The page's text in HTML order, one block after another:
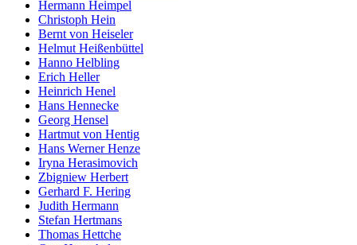
Hermann Heimpel
Christoph Hein
Bernt von Heiseler
Helmut Heißenbüttel
Hanno Helbling
Erich Heller
Heinrich Henel
Hans Hennecke
Georg Hensel
Hartmut von Hentig
Hans Werner Henze
Iryna Herasimovich
Zbigniew Herbert
Gerhard F. Hering
Judith Hermann
Stefan Hertmans
Thomas Hettche